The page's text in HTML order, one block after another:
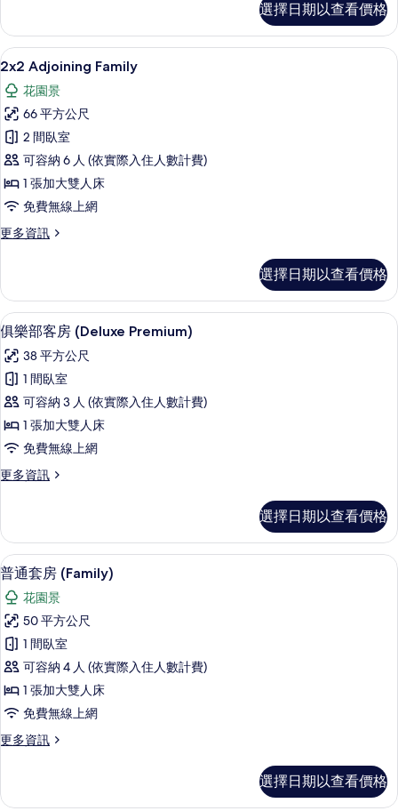
相
片
客
房
的
詳
情
選擇日期以查看價格
顯
示
2x2
Adjoining
Family
的
所
有
相
高級寢具、迷你吧、客房內保險箱、書
4
2x2 Adjoining Family
花園景
66 平方公尺
2 間臥室
可容納 6 人 (依實際入住人數計費)
1 張加大雙人床
免費無線上網
更多資訊
更
Family
的
詳
選擇日期以查看價格
顯
示
俱
樂
部
客
(Deluxe
所
有
相
片
高級寢具、迷你吧、客房內保險箱、書
5
俱樂部客房 (Deluxe Premium)
38 平方公尺
1 間臥室
可容納 3 人 (依實際入住人數計費)
1 張加大雙人床
免費無線上網
更多資訊
更
部
客
房
(Deluxe
Premium)
的
詳
情
選擇日期以查看價格
顯
示
普
通
套
房
(Family)
的
所
相
高級寢具、迷你吧、客房內保險箱、書
6
普通套房 (Family)
花園景
50 平方公尺
1 間臥室
可容納 4 人 (依實際入住人數計費)
1 張加大雙人床
免費無線上網
更多資訊
更
套
選擇日期以查看價格